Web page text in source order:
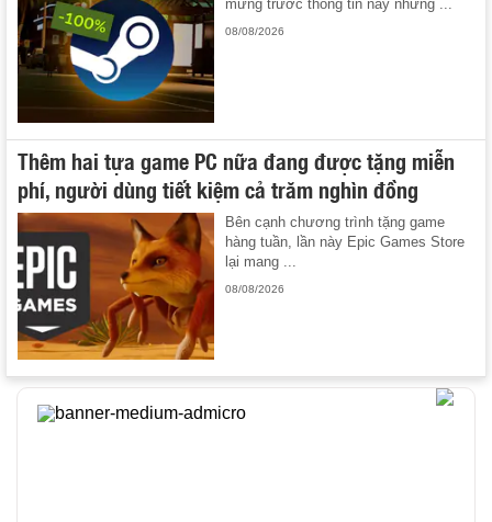
mừng trước thông tin này nhưng ...
08/08/2026
Thêm hai tựa game PC nữa đang được tặng miễn
phí, người dùng tiết kiệm cả trăm nghìn đồng
Bên cạnh chương trình tặng game
hàng tuần, lần này Epic Games Store
lại mang ...
08/08/2026